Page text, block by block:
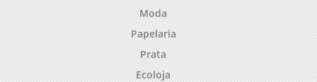
Moda
Papelaria
Prata
Ecoloja